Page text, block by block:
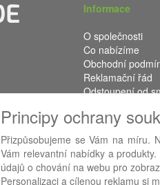
Informace
O společnosti
Co nabízíme
Obchodní
Reklamační řád
Odstoupení od
Používáme ABRA
Principy ochrany
Přizpůsobujeme se Vám na míru.
Vám relevantní nabídky a
údajů o chování na webu pro
Personalizaci a cílenou reklamu si